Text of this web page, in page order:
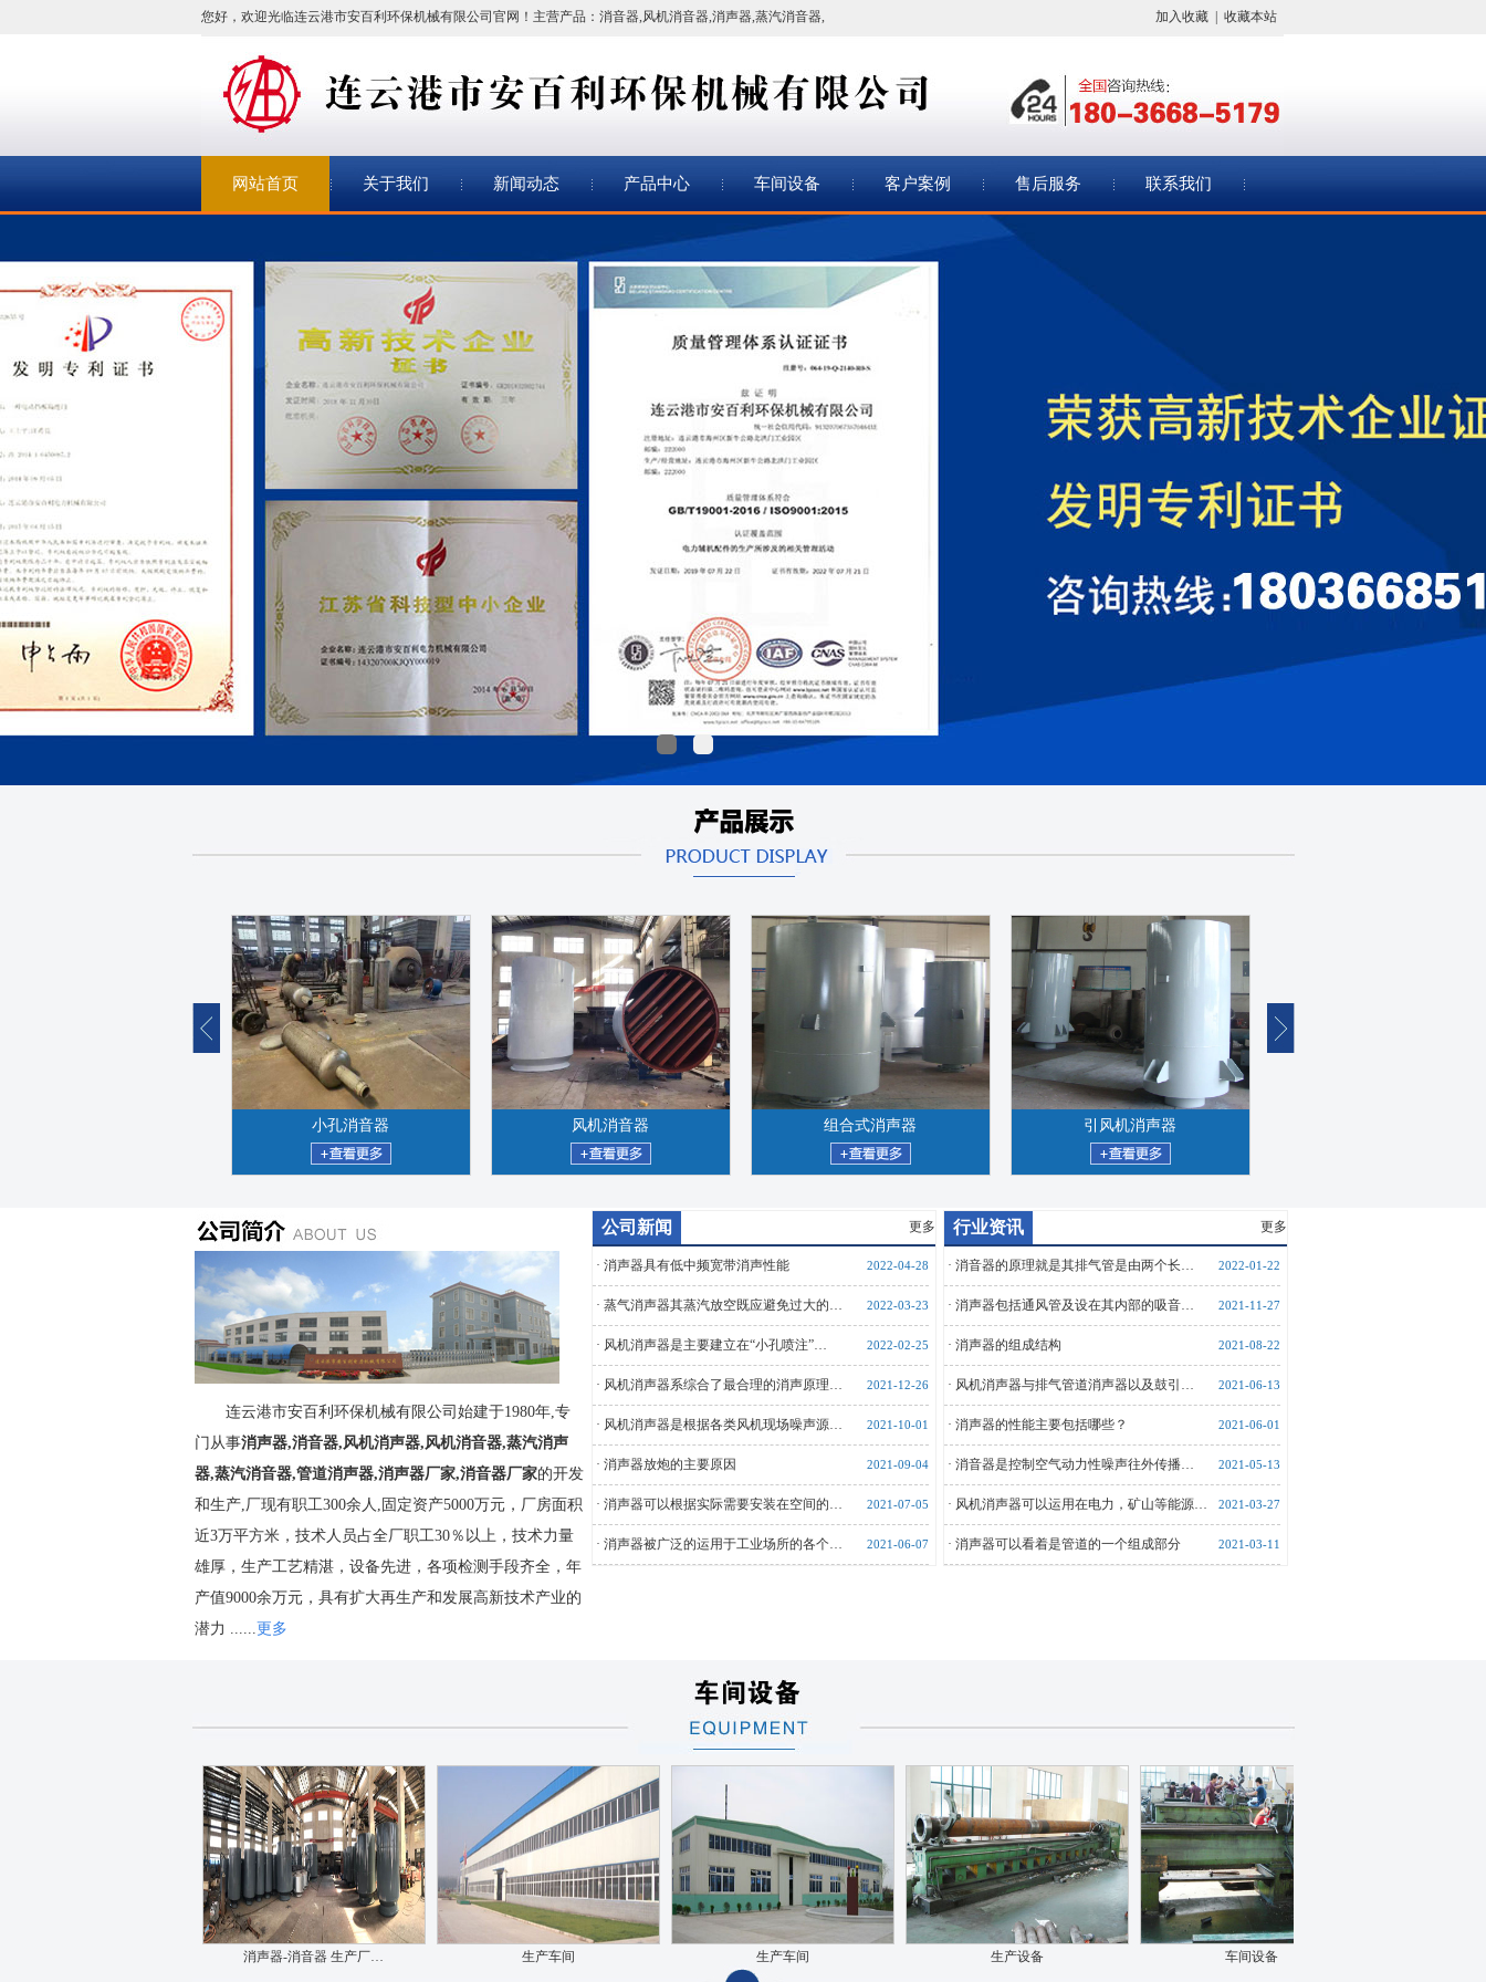
您好，欢迎光临连云港市安百利环保机械有限公司官网！ 主营产品： 消音器,风机消音器,消声器,蒸汽消音器, 加入收藏 收藏本站
网站首页 关于我们 新闻动态 产品中心 车间设备 客户案例 售后服务 联系我们
小孔消音器 风机消音器 组合式消声器 引风机消声器
连云港市安百利环保机械有限公司始建于1980年,专
门从事消声器,消音器,风机消声器,风机消音器,蒸汽消声
器,蒸汽消音器,管道消声器,消声器厂家,消音器厂家的开发
和生产,厂现有职工300余人,固定资产5000万元，厂房面积
近3万平方米，技术人员占全厂职工30％以上，技术力量
雄厚，生产工艺精湛，设备先进，各项检测手段齐全，年
产值9000余万元，具有扩大再生产和发展高新技术产业的
潜力 ......更多
公司新闻 更多
2022-04-28
· 消声器具有低中频宽带消声性能
2022-03-23
· 蒸气消声器其蒸汽放空既应避免过大的…
2022-02-25
· 风机消声器是主要建立在“小孔喷注”…
2021-12-26
· 风机消声器系综合了最合理的消声原理…
2021-10-01
· 风机消声器是根据各类风机现场噪声源…
2021-09-04
· 消声器放炮的主要原因
2021-07-05
· 消声器可以根据实际需要安装在空间的…
2021-06-07
· 消声器被广泛的运用于工业场所的各个…
行业资讯 更多
2022-01-22
· 消音器的原理就是其排气管是由两个长…
2021-11-27
· 消声器包括通风管及设在其内部的吸音…
2021-08-22
· 消声器的组成结构
2021-06-13
· 风机消声器与排气管道消声器以及鼓引…
2021-06-01
· 消声器的性能主要包括哪些？
2021-05-13
· 消音器是控制空气动力性噪声往外传播…
2021-03-27
· 风机消声器可以运用在电力，矿山等能源…
2021-03-11
· 消声器可以看着是管道的一个组成部分
消声器-消音器 生产厂… 生产设备 车间设备